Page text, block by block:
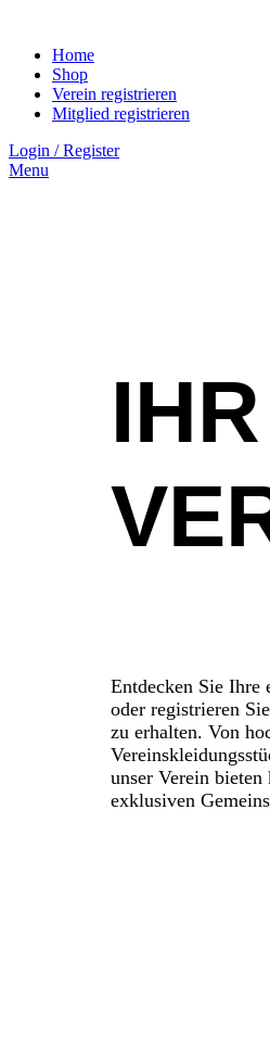
Home
Shop
Verein registrieren
Mitglied registrieren
Login / Register
Menu
IHR
Entdecken Sie Ihre
oder registrieren
zu erhalten. Von
unser Verein
exklusiven